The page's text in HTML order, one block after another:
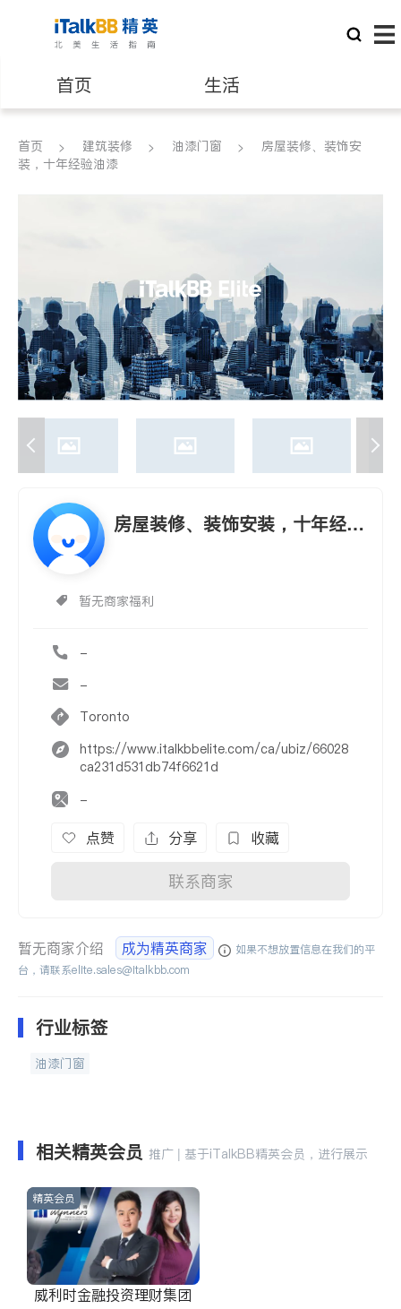
首页 生活
医生 律师
建筑装修
首页 建筑装修 油漆门窗
房屋装修、装饰安
装，十年经验油漆
房屋装修、装饰安装，十年经验
暂无商家福利
-
-
Toronto
https://www.italkbbelite.com/ca/ubiz/66028
ca231d531db74f6621d
-
点赞 分享 收藏
联系商家
暂无商家介绍 成为精英商家
如果不想放置信息在我们的平
台，请联系elite.sales@italkbb.com
行业标签
油漆门窗
相关精英会员 推广 | 基于iTalkBB精英会员，进行展示
精英会员
威利时金融投资理财集团